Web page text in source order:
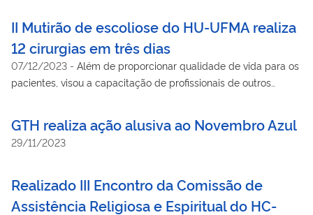
II Mutirão de escoliose do HU-UFMA realiza
12 cirurgias em três dias
07/12/2023 - Além de proporcionar qualidade de vida para os
pacientes, visou a capacitação de profissionais de outros
GTH realiza ação alusiva ao Novembro Azul
29/11/2023
Realizado III Encontro da Comissão de
Assistência Religiosa e Espiritual do HC-